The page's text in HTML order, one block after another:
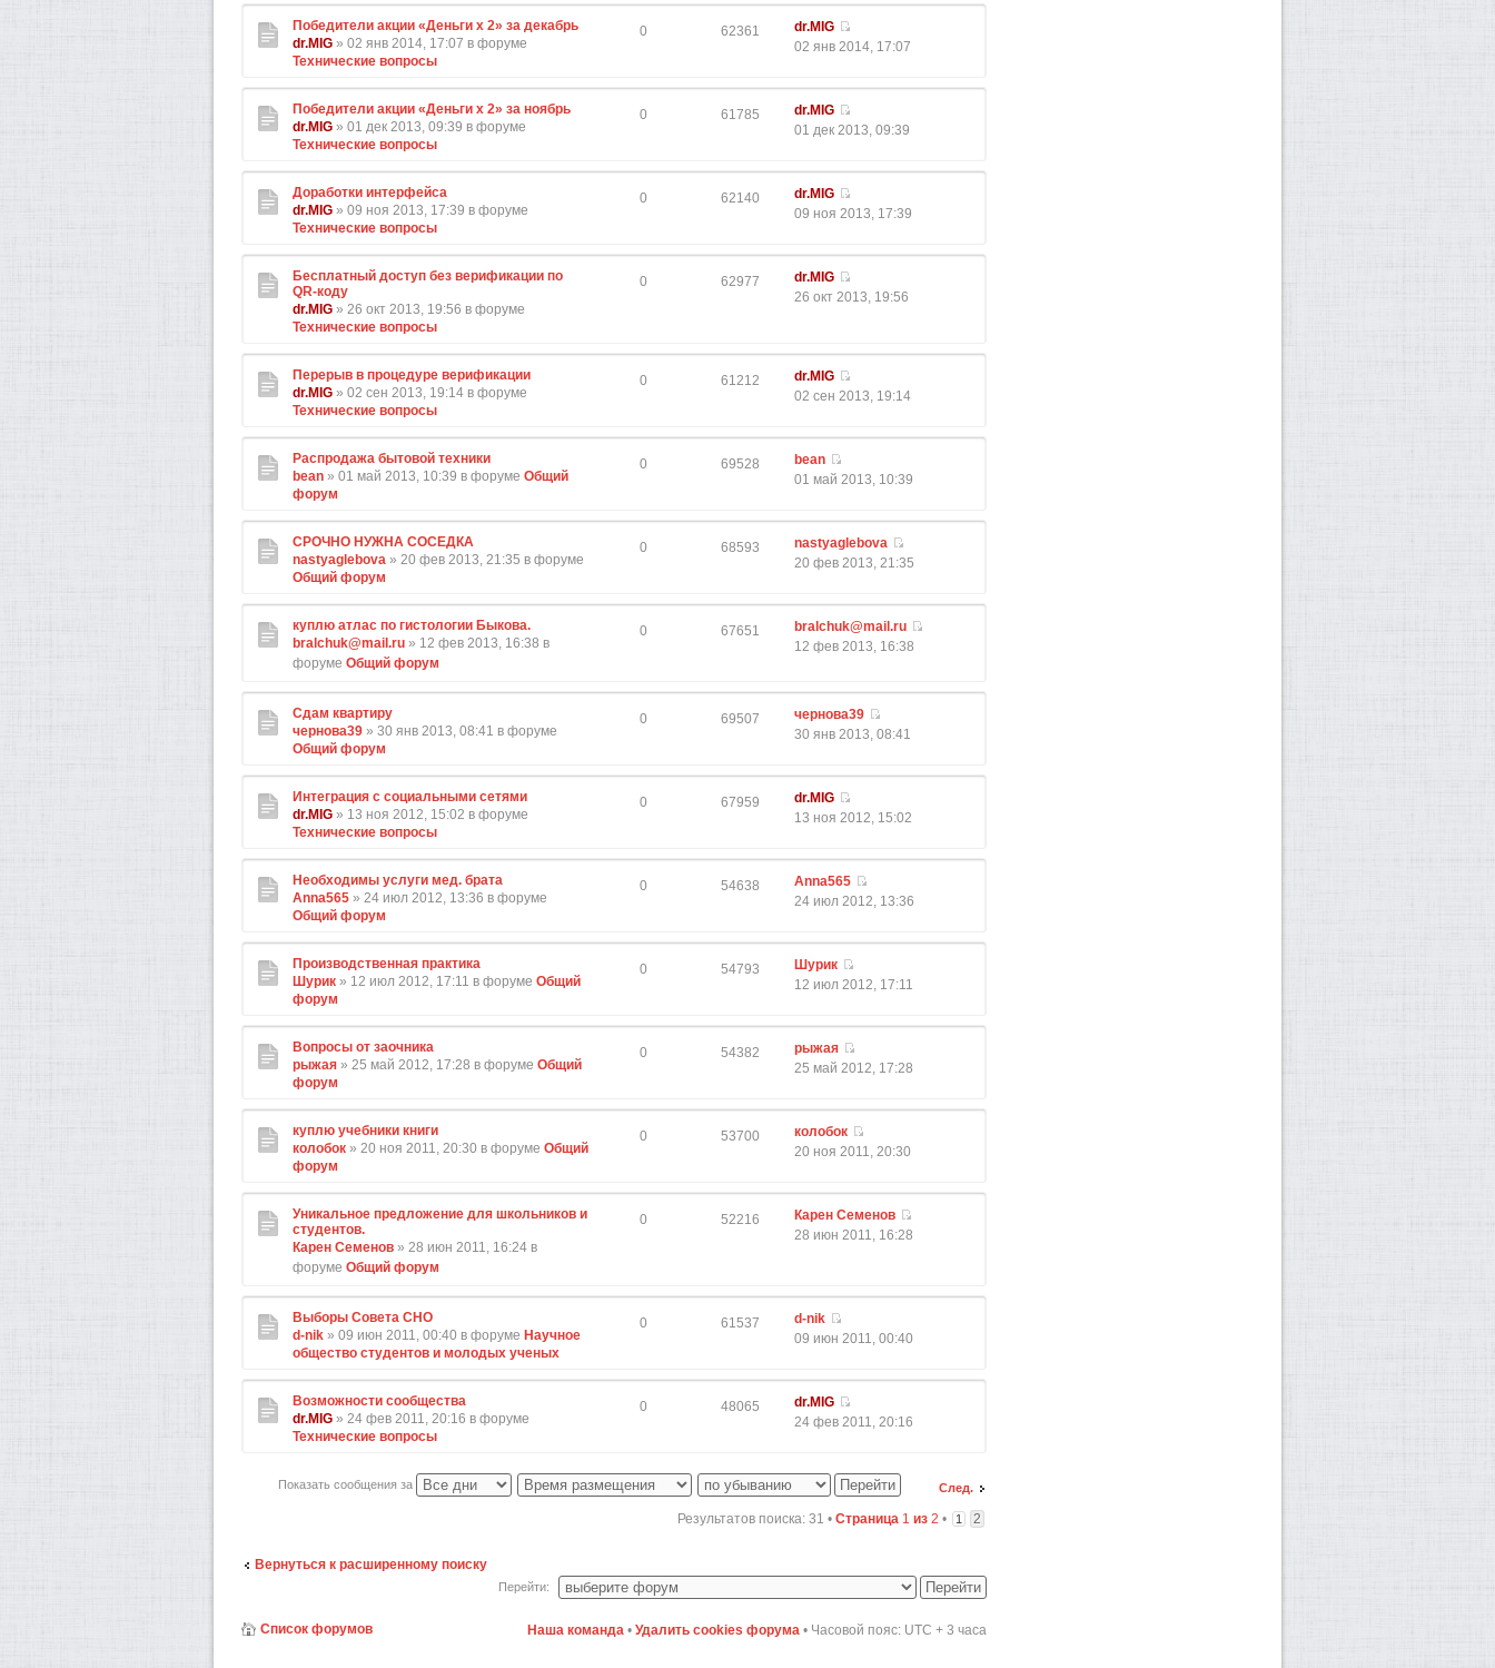
Победители акции «Деньги х 2» за декабрь
dr.MIG » 02 янв 2014, 17:07 в форуме
Технические вопросы
0 62361
dr.MIG
02 янв 2014, 17:07
Победители акции «Деньги х 2» за ноябрь
dr.MIG » 01 дек 2013, 09:39 в форуме
Технические вопросы
0 61785
dr.MIG
01 дек 2013, 09:39
Доработки интерфейса
dr.MIG » 09 ноя 2013, 17:39 в форуме
Технические вопросы
0 62140
dr.MIG
09 ноя 2013, 17:39
Бесплатный доступ без верификации по
QR-коду
dr.MIG » 26 окт 2013, 19:56 в форуме
Технические вопросы
0 62977
dr.MIG
26 окт 2013, 19:56
Перерыв в процедуре верификации
dr.MIG » 02 сен 2013, 19:14 в форуме
Технические вопросы
0 61212
dr.MIG
02 сен 2013, 19:14
Распродажа бытовой техники
bean » 01 май 2013, 10:39 в форуме Общий
форум
0 69528
bean
01 май 2013, 10:39
СРОЧНО НУЖНА СОСЕДКА
nastyaglebova » 20 фев 2013, 21:35 в форуме
Общий форум
0 68593
nastyaglebova
20 фев 2013, 21:35
куплю атлас по гистологии Быкова.
bralchuk@mail.ru » 12 фев 2013, 16:38 в
форуме Общий форум
0 67651
bralchuk@mail.ru
12 фев 2013, 16:38
Сдам квартиру
чернова39 » 30 янв 2013, 08:41 в форуме
Общий форум
0 69507
чернова39
30 янв 2013, 08:41
Интеграция с социальными сетями
dr.MIG » 13 ноя 2012, 15:02 в форуме
Технические вопросы
0 67959
dr.MIG
13 ноя 2012, 15:02
Необходимы услуги мед. брата
Anna565 » 24 июл 2012, 13:36 в форуме
Общий форум
0 54638
Anna565
24 июл 2012, 13:36
Производственная практика
Шурик » 12 июл 2012, 17:11 в форуме Общий
форум
0 54793
Шурик
12 июл 2012, 17:11
Вопросы от заочника
рыжая » 25 май 2012, 17:28 в форуме Общий
форум
0 54382
рыжая
25 май 2012, 17:28
куплю учебники книги
колобок » 20 ноя 2011, 20:30 в форуме Общий
форум
0 53700
колобок
20 ноя 2011, 20:30
Уникальное предложение для школьников и
студентов.
Карен Семенов » 28 июн 2011, 16:24 в
форуме Общий форум
0 52216
Карен Семенов
28 июн 2011, 16:28
Выборы Совета СНО
d-nik » 09 июн 2011, 00:40 в форуме Научное
общество студентов и молодых ученых
0 61537
d-nik
09 июн 2011, 00:40
Возможности сообщества
dr.MIG » 24 фев 2011, 20:16 в форуме
Технические вопросы
0 48065
dr.MIG
24 фев 2011, 20:16
След.
Показать сообщения за
Результатов поиска: 31 • Страница 1 из 2 • 1 2
Вернуться к расширенному поиску
Перейти:
Список форумов Наша команда • Удалить cookies форума • Часовой пояс: UTC + 3 часа